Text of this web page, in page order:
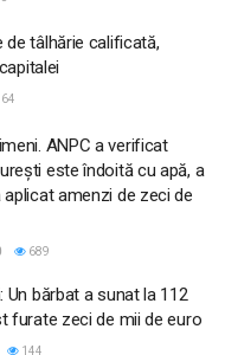
de tâlhărie calificată,
64
ANPC a verificat
este îndoită cu apă, a
amenzi de zeci de
689
Un bărbat a sunat la 112
furate zeci de mii de euro
144